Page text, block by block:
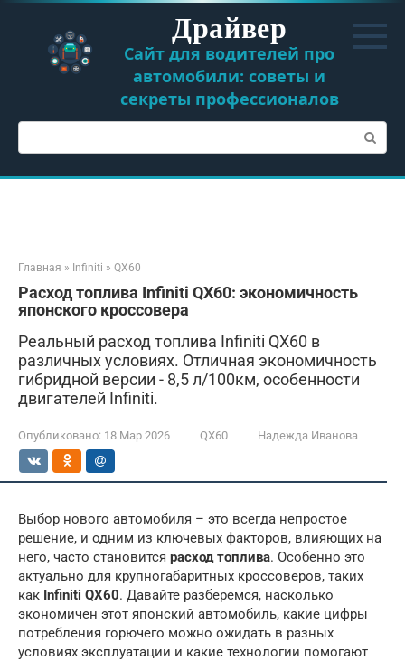
Перейти
контенту
Драйвер
Сайт для водителей про
автомобили: советы и
секреты профессионалов
Поиск:
Главная » Infiniti » QX60
Расход топлива Infiniti QX60: экономичность
японского кроссовера
Реальный расход топлива Infiniti QX60 в
различных условиях. Отличная экономичность
гибридной версии - 8,5 л/100км, особенности
двигателей Infiniti.
Опубликовано: 18 Мар 2026 QX60 Надежда Иванова
Выбор нового автомобиля – это всегда непростое
решение, и одним из ключевых факторов, влияющих на
него, часто становится расход топлива. Особенно это
актуально для крупногабаритных кроссоверов, таких
как Infiniti QX60. Давайте разберемся, насколько
экономичен этот японский автомобиль, какие цифры
потребления горючего можно ожидать в разных
условиях эксплуатации и какие технологии помогают